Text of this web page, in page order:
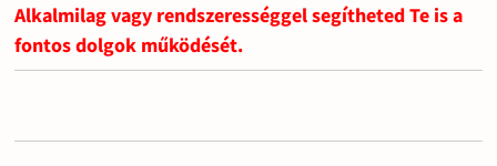
Alkalmilag vagy rendszerességgel segítheted Te is a
fontos dolgok működését.